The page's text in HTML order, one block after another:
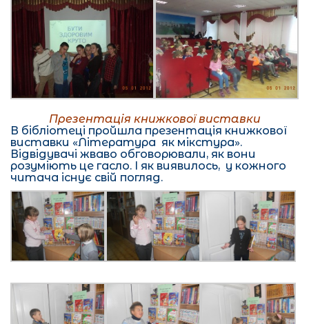
Презентація книжкової виставки
В бібліотеці пройшла презентація книжкової
виставки «Література як мікстура».
Відвідувачі жваво обговорювали, як вони
розуміють це гасло. І як виявилось, у кожного
читача існує свій погляд.